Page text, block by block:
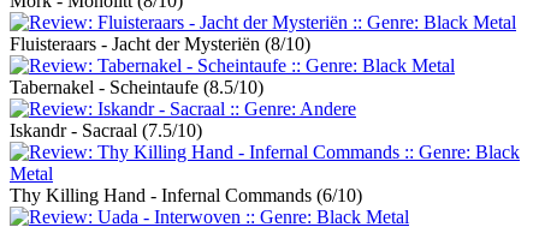
Fluisteraars - Jacht der Mysteriën (8/10)
Tabernakel - Scheintaufe (8.5/10)
Iskandr - Sacraal (7.5/10)
Thy Killing Hand - Infernal Commands (6/10)